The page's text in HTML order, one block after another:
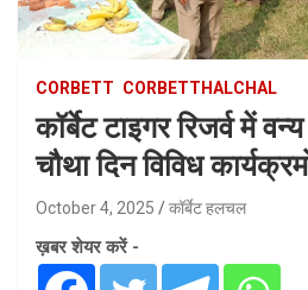
CORBETT CORBETTHALCHAL
कॉर्बेट टाइगर रिजर्व में
चौथा दिन विविध
October 4, 2025 कॉर्बेट हलचल
ख़बर शेयर करें -